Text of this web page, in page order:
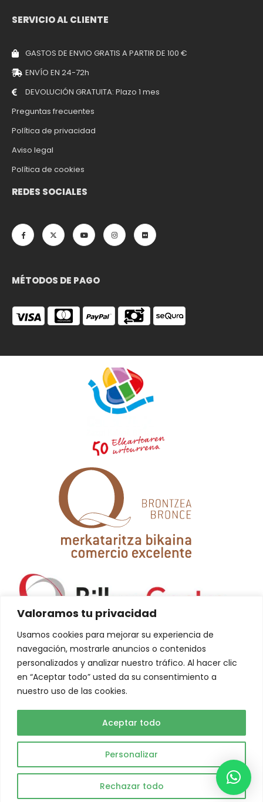
Valoramos tu privacidad
Usamos cookies para mejorar su experiencia de
navegación, mostrarle anuncios o contenidos
personalizados y analizar nuestro tráfico. Al hacer clic
en “Aceptar todo” usted da su consentimiento a
nuestro uso de las cookies.
Personalizar
Rechazar todo
Aceptar todo
SERVICIO AL CLIENTE
GASTOS DE ENVIO GRATIS A PARTIR DE 100 €
ENVÍO EN 24-72h
DEVOLUCIÓN GRATUITA: Plazo 1 mes
Preguntas frecuentes
Política de privacidad
Aviso legal
Política de cookies
REDES SOCIALES
MÉTODOS DE PAGO
NextGeneration EU
Abuelo Actual © 2023. Todos los derechos reservados.